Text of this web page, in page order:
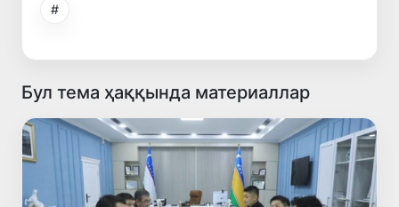
#
Бул тема ҳаққында материаллар